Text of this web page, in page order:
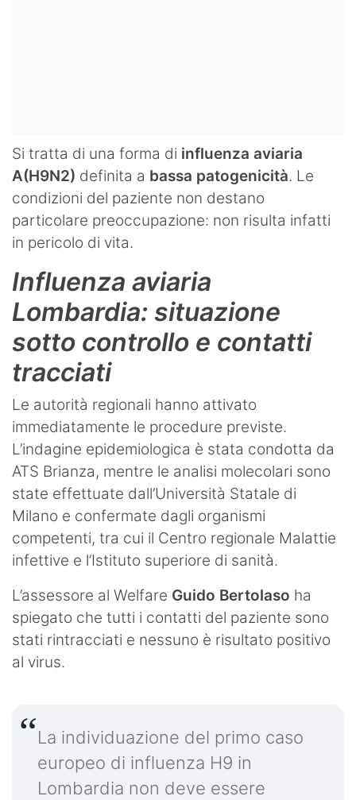
Si tratta di una forma di influenza aviaria
A(H9N2) definita a bassa patogenicità. Le
condizioni del paziente non destano
particolare preoccupazione: non risulta infatti
in pericolo di vita.
Influenza aviaria
Lombardia: situazione
sotto controllo e contatti
tracciati
Le autorità regionali hanno attivato
immediatamente le procedure previste.
L’indagine epidemiologica è stata condotta da
ATS Brianza, mentre le analisi molecolari sono
state effettuate dall’Università Statale di
Milano e confermate dagli organismi
competenti, tra cui il Centro regionale Malattie
infettive e l’Istituto superiore di sanità.
L’assessore al Welfare Guido Bertolaso ha
spiegato che tutti i contatti del paziente sono
stati rintracciati e nessuno è risultato positivo
al virus.
La individuazione del primo caso
europeo di influenza H9 in
Lombardia non deve essere